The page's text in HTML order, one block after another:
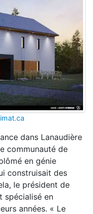
dans Lanaudière
communauté de
en génie
construisait des
le président de
spécialisé en
années. « Le